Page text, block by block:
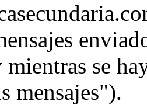
mientras se
mensajes").